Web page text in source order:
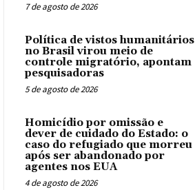
7 de agosto de 2026
Política de vistos humanitários
no Brasil virou meio de
controle migratório, apontam
pesquisadoras
5 de agosto de 2026
Homicídio por omissão e
dever de cuidado do Estado: o
caso do refugiado que morreu
após ser abandonado por
agentes nos EUA
4 de agosto de 2026